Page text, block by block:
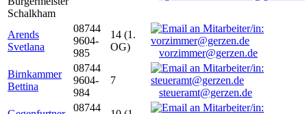
Schalkham
Arends
Svetlana
08744
9604-
985
14 (1.
OG)
vorzimmer@gerzen.de
Birnkammer
Bettina
08744
9604-
984
7
steueramt@gerzen.de
08744